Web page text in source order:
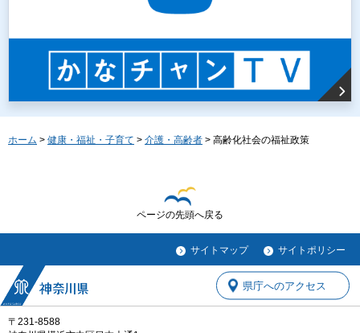
ホーム > 健康・福祉・子育て > 介護・高齢者 > 高齢化社会の福祉政策
ページの先頭へ戻る
サイトマップ サイトポリシー
〒231-8588
県庁へのアクセス